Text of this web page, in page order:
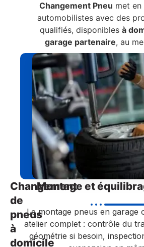
Changement Pneu met
automobilistes avec des
qualifiés, disponiblesà
garage partenaire, au
Changement
de
pneus
à
domicile
Montage et
Le montage pneus en garage
atelier complet : contrôle du
géométrie si besoin,